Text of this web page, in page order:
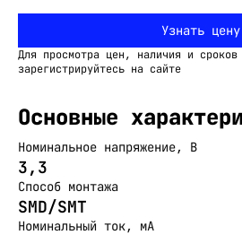
Узнать цену
Для просмотра цен, наличия и сроков
зарегистрируйтесь на сайте
Основные
Номинальное напряжение, В
3,3
Способ монтажа
SMD/SMT
Номинальный ток, мА